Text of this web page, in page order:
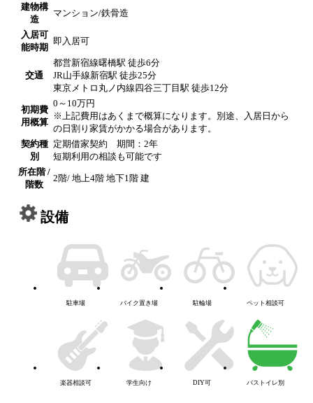
建物構
造
マンション/鉄骨造
入居可
能時期
即入居可
交通
都営新宿線曙橋駅 徒歩6分
JR山手線新宿駅 徒歩25分
東京メトロ丸ノ内線四谷三丁目駅 徒歩12分
初期費
用概算
0～10万円
※上記費用はあくまで概算になります。別途、入居日から
の日割り家賃がかかる場合があります。
契約種
別
定期借家契約 期間：2年
短期利用の相談も可能です
所在階 /
階数
2階/ 地上4階 地下1階 建
設備
駐車場 バイク置き場 駐輪場 ペット相談可
楽器相談可 学生向け DIY可 バストイレ別